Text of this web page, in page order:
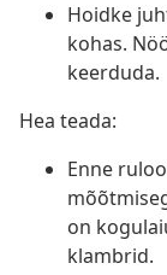
Hoidke
kohas.
keerduda.
Hea teada:
Enne
on
klambrid.